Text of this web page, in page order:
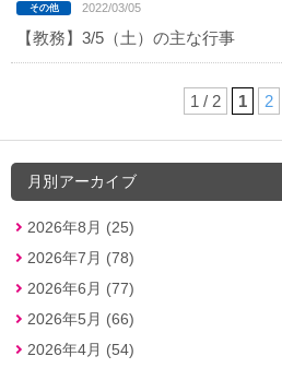
2022/03/05
【教務】3/5（土）の主な行事
1 / 2 1 2
月別アーカイブ
2026年8月 (25)
2026年7月 (78)
2026年6月 (77)
2026年5月 (66)
2026年4月 (54)